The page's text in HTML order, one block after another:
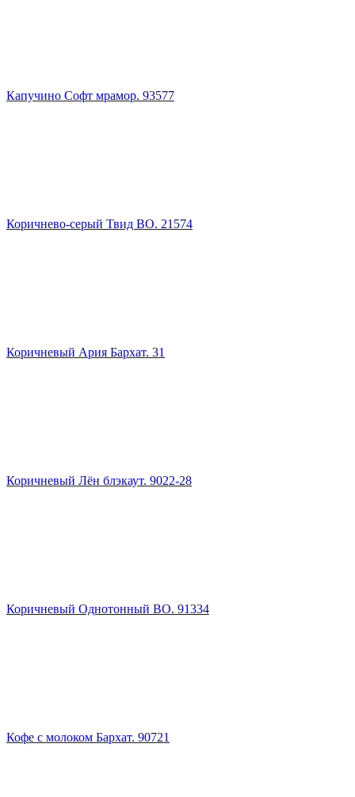
Капучино Софт мрамор. 93577
Коричнево-серый Твид ВО. 21574
Коричневый Ария Бархат. 31
Коричневый Лён блэкаут. 9022-28
Коричневый Однотонный ВО. 91334
Кофе с молоком Бархат. 90721